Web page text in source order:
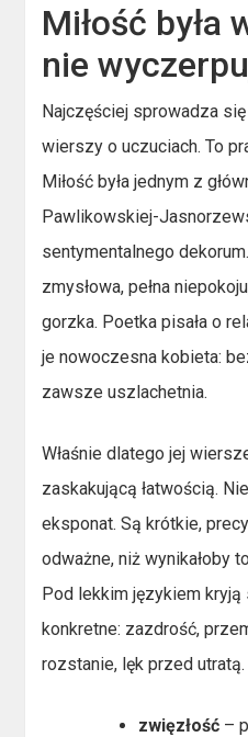
Miłość była
nie
Najczęściej sprowadza
wierszy o uczuciach. To
Miłość była jednym z
Pawlikowskiej-
sentymentalnego
zmysłowa, pełna
gorzka. Poetka pisała o
je nowoczesna kobieta:
zawsze uszlachetnia.
Właśnie dlatego jej
zaskakującą łatwością.
eksponat. Są krótkie,
odważne, niż wynikałoby
Pod lekkim językiem
konkretne: zazdrość,
rozstanie, lęk przed utratą.
zwięzłość –